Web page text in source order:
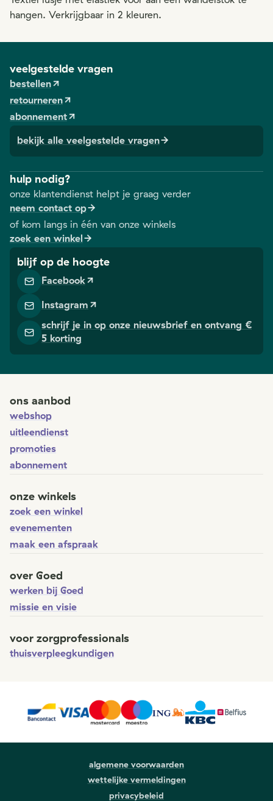
hangen. Verkrijgbaar in 2 kleuren.
veelgestelde vragen
bestellen
retourneren
abonnement
bekijk alle veelgestelde vragen
hulp nodig?
onze klantendienst helpt je graag verder
neem contact op
of kom langs in één van onze winkels
zoek een winkel
blijf op de hoogte
Facebook
Instagram
schrijf je in op onze nieuwsbrief en ontvang €
5 korting
ons aanbod
webshop
uitleendienst
promoties
abonnement
onze winkels
zoek een winkel
evenementen
maak een afspraak
over Goed
werken bij Goed
missie en visie
voor zorgprofessionals
thuisverpleegkundigen
algemene voorwaarden
wettelijke vermeldingen
privacybeleid